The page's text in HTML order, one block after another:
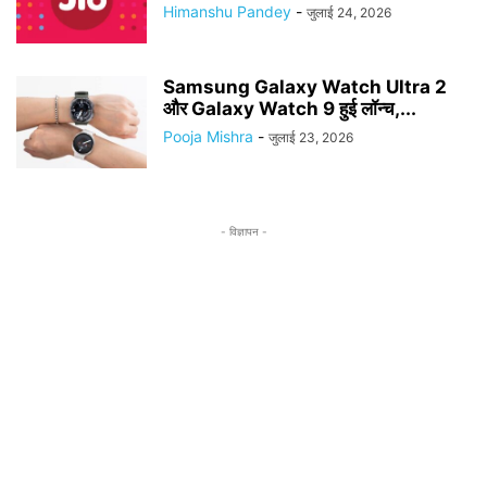
Himanshu Pandey - जुलाई 24, 2026
Samsung Galaxy Watch Ultra 2
और Galaxy Watch 9 हुई लॉन्च,...
Pooja Mishra - जुलाई 23, 2026
- विज्ञापन -